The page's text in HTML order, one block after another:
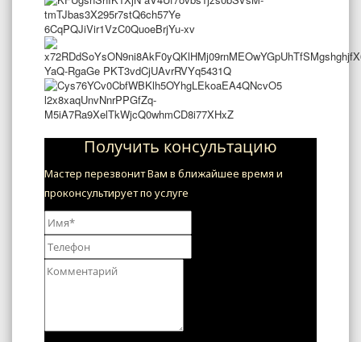
Получить консультацию
Мастер перезвонит Вам в ближайшее время и
проконсультирует по услуге